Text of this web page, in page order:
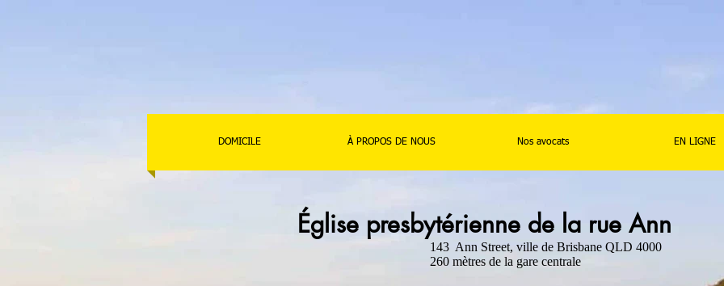
DOMICILE À PROPOS DE NOUS Nos avocats EN LIGNE
Église presbytérienne de la rue Ann
143 Ann Street, ville de Brisbane QLD 4000
260 mètres de la gare centrale